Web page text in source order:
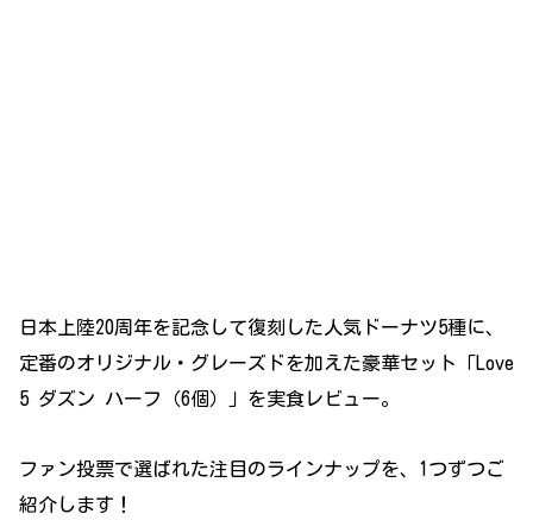
日本上陸20周年を記念して復刻した人気ドーナツ5種に、
定番のオリジナル・グレーズドを加えた豪華セット「Love
5 ダズン ハーフ（6個）」を実食レビュー。
ファン投票で選ばれた注目のラインナップを、1つずつご
紹介します！